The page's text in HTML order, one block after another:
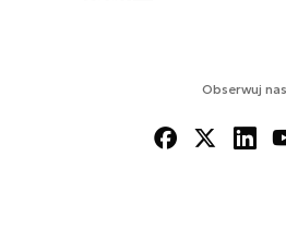
Obserwuj nas